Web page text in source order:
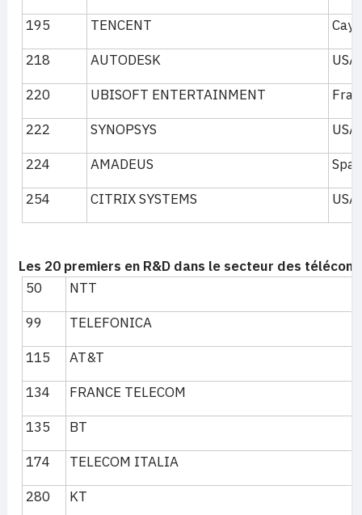
195
TENCENT
218
AUTODESK
USA
220
UBISOFT ENTERTAINMENT
222
SYNOPSYS
USA
224
AMADEUS
254
CITRIX SYSTEMS USA
Les 20 premiers en R&D dans le secteur des
50
NTT
99
TELEFONICA
115
AT&T
134
FRANCE TELECOM
135
BT
174
TELECOM ITALIA
280
KT